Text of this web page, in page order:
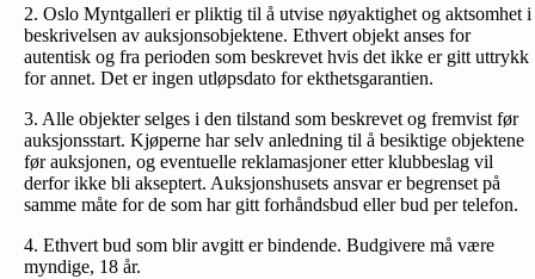
2. Oslo Myntgalleri er pliktig til å utvise nøyaktighet og aktsomhet i
beskrivelsen av auksjonsobjektene. Ethvert objekt anses for
autentisk og fra perioden som beskrevet hvis det ikke er gitt uttrykk
for annet. Det er ingen utløpsdato for ekthetsgarantien.
3. Alle objekter selges i den tilstand som beskrevet og fremvist før
auksjonsstart. Kjøperne har selv anledning til å besiktige objektene
før auksjonen, og eventuelle reklamasjoner etter klubbeslag vil
derfor ikke bli akseptert. Auksjonshusets ansvar er begrenset på
samme måte for de som har gitt forhåndsbud eller bud per telefon.
4. Ethvert bud som blir avgitt er bindende. Budgivere må være
myndige, 18 år.